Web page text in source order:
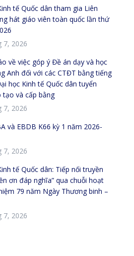
tế Quốc dân tham gia Liên
hát giáo viên toàn quốc lần thứ
7, 2026
về việc góp ý Đề án dạy và học
Anh đối với các CTĐT bằng tiếng
học Kinh tế Quốc dân tuyển
tạo và cấp bằng
7, 2026
và EBDB K66 kỳ 1 năm 2026-
7, 2026
tế Quốc dân: Tiếp nối truyền
ơn đáp nghĩa” qua chuỗi hoạt
79 năm Ngày Thương binh –
7, 2026